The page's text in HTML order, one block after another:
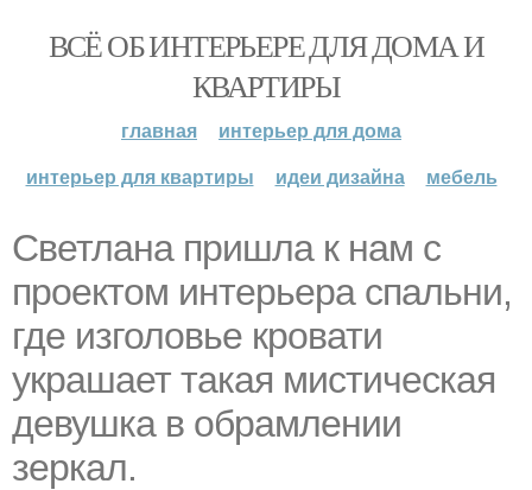
ВСЁ ОБ ИНТЕРЬЕРЕ ДЛЯ ДОМА И
КВАРТИРЫ
главная
интерьер для дома
интерьер для квартиры
идеи дизайна мебель
Светлана пришла к нам с
проектом интерьера спальни,
где изголовье кровати
украшает такая мистическая
девушка в обрамлении
зеркал.